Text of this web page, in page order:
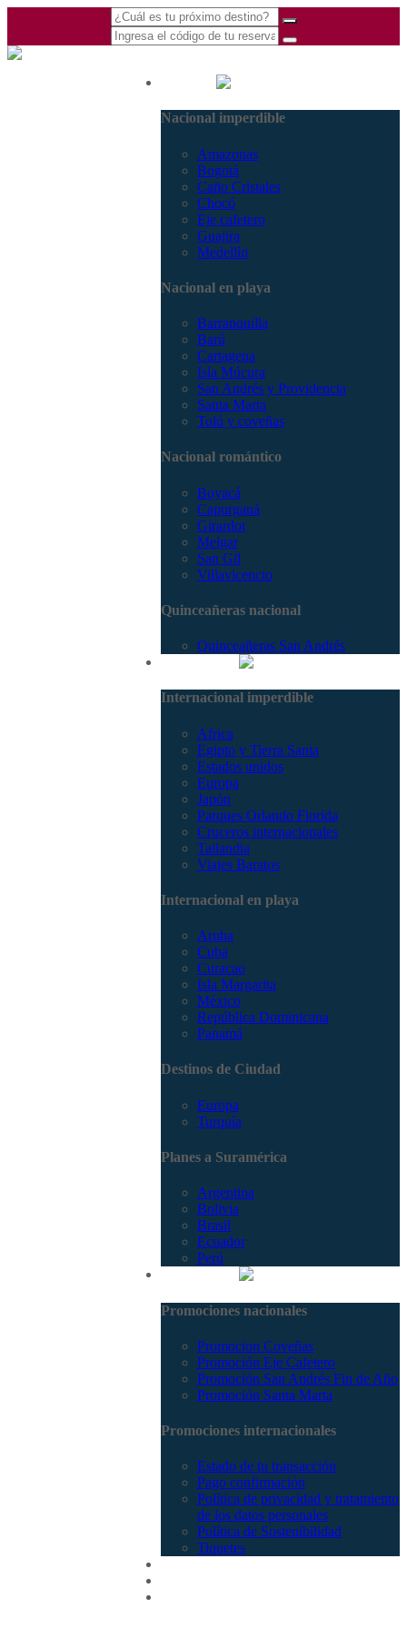
Nacional imperdible
Amazonas
Bogotá
Caño Cristales
Chocó
Eje cafetero
Guajira
Medellín
Nacional en playa
Barranquilla
Barú
Cartagena
Isla Múcura
San Andrés y Providencia
Santa Marta
Tolú y coveñas
Nacional romántico
Boyacá
Capurganá
Girardot
Melgar
San Gil
Villavicencio
Quinceañeras nacional
Quinceañeras San Andrés
Internacional imperdible
Africa
Egipto y Tierra Santa
Estados unidos
Europa
Japón
Parques Orlando Florida
Cruceros internacionales
Tailandia
Viajes Baratos
Internacional en playa
Aruba
Cuba
Curacao
Isla Margarita
México
República Dominicana
Panamá
Destinos de Ciudad
Europa
Turquía
Planes a Suramérica
Argentina
Bolivia
Brasil
Ecuador
Perú
Promociones nacionales
Promocion Coveñas
Promoción Eje Cafetero
Promoción San Andrés Fin de Año
Promoción Santa Marta
Promociones internacionales
Estado de tu transacción
Pago confirmación
Política de privacidad y tratamiento
de los datos personales
Política de Sostenibilidad
Tiquetes